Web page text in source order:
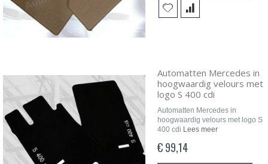
Automatten Mercedes in
hoogwaardig velours met
logo S 400 cdi
Automatten Mercedes in
hoogwaardig velours met logo S
400 cdi Lees meer
€ 99,14